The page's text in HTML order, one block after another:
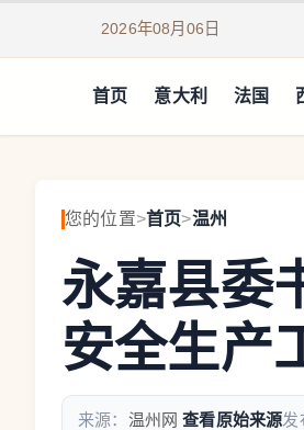
2026年08月06日
首页 意大利 法国
您的位置>首页>温州
永嘉县委
安全生产
来源： 温州网 查看原始来源发